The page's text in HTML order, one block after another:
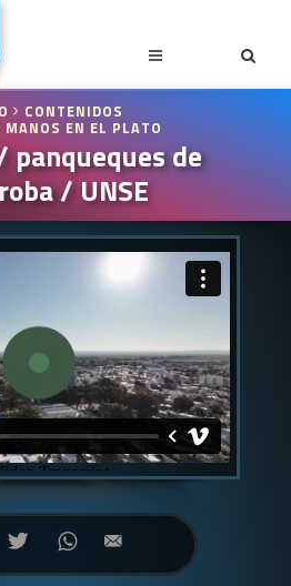
CONTENIDOS
EN EL PLATO
panqueques de
/ UNSE